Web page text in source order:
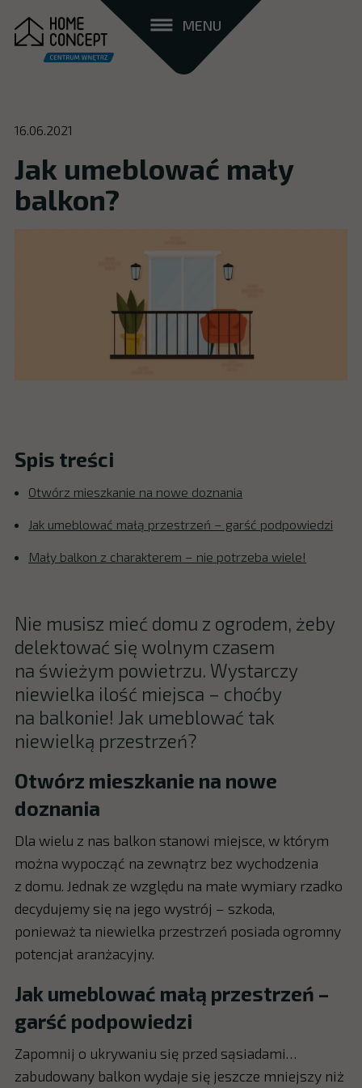
MENU
16.06.2021
Jak umeblować mały
balkon?
Spis treści
Otwórz mieszkanie na nowe doznania
Jak umeblować małą przestrzeń – garść podpowiedzi
Mały balkon z charakterem – nie potrzeba wiele!
Nie musisz mieć domu z ogrodem, żeby
delektować się wolnym czasem
na świeżym powietrzu. Wystarczy
niewielka ilość miejsca – choćby
na balkonie! Jak umeblować tak
niewielką przestrzeń?
Otwórz mieszkanie na nowe
doznania
Dla wielu z nas balkon stanowi miejsce, w którym
można wypocząć na zewnątrz bez wychodzenia
z domu. Jednak ze względu na małe wymiary rzadko
decydujemy się na jego wystrój – szkoda,
ponieważ ta niewielka przestrzeń posiada ogromny
potencjał aranżacyjny.
Jak umeblować małą przestrzeń –
garść podpowiedzi
Zapomnij o ukrywaniu się przed sąsiadami…
zabudowany balkon wydaje się jeszcze mniejszy niż